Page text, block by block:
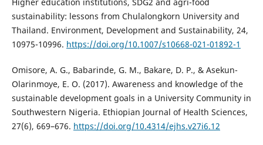
sustainability: lessons from Chulalongkorn University and
Thailand. Environment, Development and Sustainability, 24,
10975-10996. https://doi.org/10.1007/s10668-021-01892-1
Omisore, A. G., Babarinde, G. M., Bakare, D. P., & Asekun-
Olarinmoye, E. O. (2017). Awareness and knowledge of the
sustainable development goals in a University Community in
Southwestern Nigeria. Ethiopian Journal of Health Sciences,
27(6), 669–676. https://doi.org/10.4314/ejhs.v27i6.12